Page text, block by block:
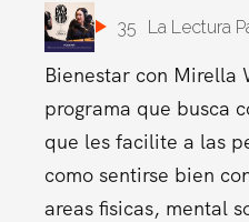
35 La Lectura
Bienestar con Mirella
programa que busca
que les facilite a las
como sentirse bien
areas fisicas, mental